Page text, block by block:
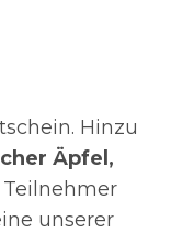
Hinzu
Äpfel,
Teilnehmer
unserer